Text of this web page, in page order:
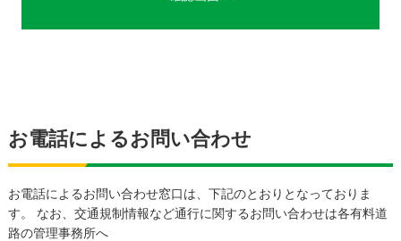
お電話によるお問い合わせ
お電話によるお問い合わせ窓口は、下記のとおりとなっておりま
す。 なお、交通規制情報など通行に関するお問い合わせは各有料道
路の管理事務所へ